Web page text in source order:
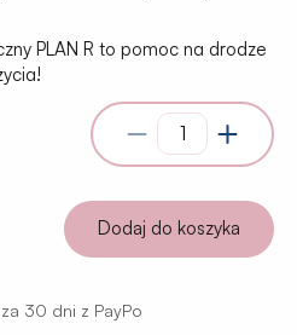
PLAN R to pomoc na drodze
Dodaj do koszyka
30 dni z PayPo